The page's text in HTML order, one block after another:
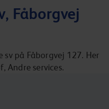
Fåborgvej
sv på Fåborgvej 127. Her
Andre services.